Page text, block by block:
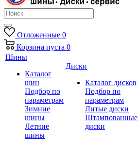
Отложенные 0
Корзина пуста 0
Шины
Каталог
шин
Подбор по
параметрам
Зимние
шины
Летние
шины
Диски
Каталог дисков
Подбор по
параметрам
Литые диски
Штампованные
диски